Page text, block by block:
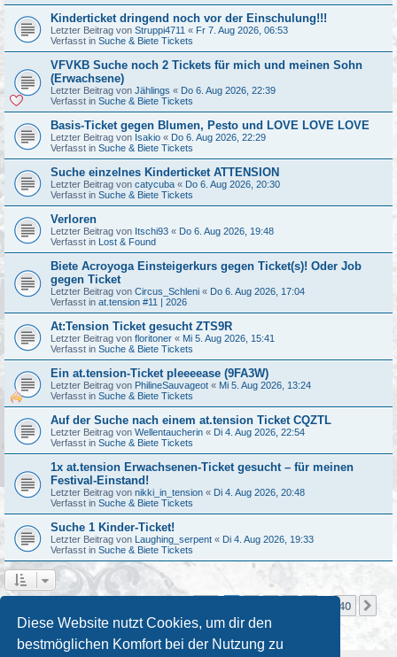
Diese Website nutzt Cookies, um dir den
bestmöglichen Komfort bei der Nutzung zu
Kinderticket dringend noch vor der Einschulung!!!
Letzter Beitrag von Struppi4711 « Fr 7. Aug 2026, 06:53
Verfasst in Suche & Biete Tickets
VFVKB Suche noch 2 Tickets für mich und meinen Sohn
(Erwachsene)
Letzter Beitrag von Jählings « Do 6. Aug 2026, 22:39
Verfasst in Suche & Biete Tickets
Basis-Ticket gegen Blumen, Pesto und LOVE LOVE LOVE
Letzter Beitrag von Isakio « Do 6. Aug 2026, 22:29
Verfasst in Suche & Biete Tickets
Suche einzelnes Kinderticket ATTENSION
Letzter Beitrag von catycuba « Do 6. Aug 2026, 20:30
Verfasst in Suche & Biete Tickets
Verloren
Letzter Beitrag von Itschi93 « Do 6. Aug 2026, 19:48
Verfasst in Lost & Found
Biete Acroyoga Einsteigerkurs gegen Ticket(s)! Oder Job
gegen Ticket
Letzter Beitrag von Circus_Schleni « Do 6. Aug 2026, 17:04
Verfasst in at.tension #11 | 2026
At:Tension Ticket gesucht ZTS9R
Letzter Beitrag von floritoner « Mi 5. Aug 2026, 15:41
Verfasst in Suche & Biete Tickets
Ein at.tension-Ticket pleeeease (9FA3W)
Letzter Beitrag von PhilineSauvageot « Mi 5. Aug 2026, 13:24
Verfasst in Suche & Biete Tickets
Auf der Suche nach einem at.tension Ticket CQZTL
Letzter Beitrag von Wellentaucherin « Di 4. Aug 2026, 22:54
Verfasst in Suche & Biete Tickets
1x at.tension Erwachsenen-Ticket gesucht – für meinen
Festival-Einstand!
Letzter Beitrag von nikki_in_tension « Di 4. Aug 2026, 20:48
Verfasst in Suche & Biete Tickets
Suche 1 Kinder-Ticket!
Letzter Beitrag von Laughing_serpent « Di 4. Aug 2026, 19:33
Verfasst in Suche & Biete Tickets
40